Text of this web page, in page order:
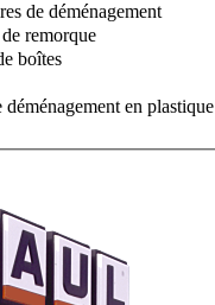
de déménagement
remorque
boîtes
déménagement en plastique